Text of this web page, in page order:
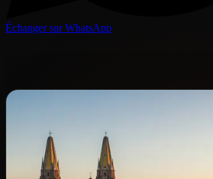
Échanger sur WhatsApp